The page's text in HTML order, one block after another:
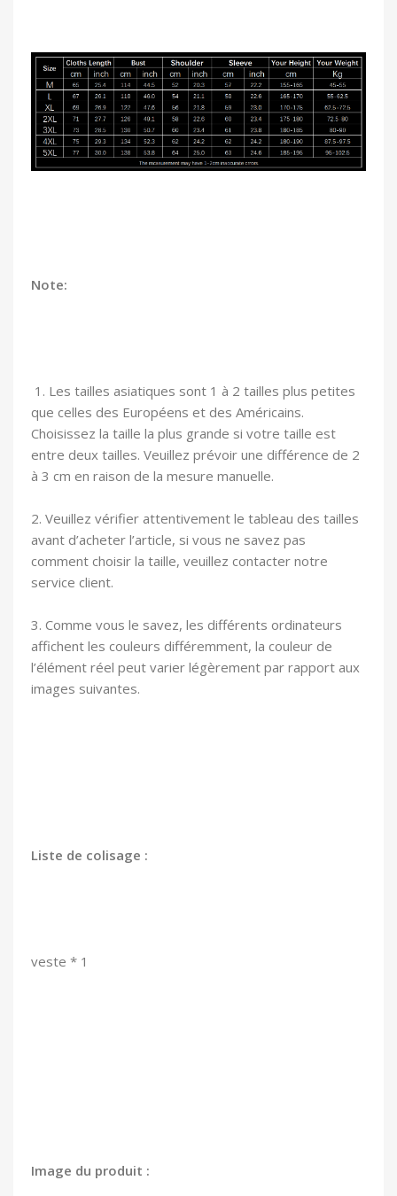
Note:
1. Les tailles asiatiques sont 1 à 2 tailles plus petites
que celles des Européens et des Américains.
Choisissez la taille la plus grande si votre taille est
entre deux tailles. Veuillez prévoir une différence de 2
à 3 cm en raison de la mesure manuelle.
2. Veuillez vérifier attentivement le tableau des tailles
avant d’acheter l’article, si vous ne savez pas
comment choisir la taille, veuillez contacter notre
service client.
3. Comme vous le savez, les différents ordinateurs
affichent les couleurs différemment, la couleur de
l’élément réel peut varier légèrement par rapport aux
images suivantes.
Liste de colisage :
veste * 1
Image du produit :